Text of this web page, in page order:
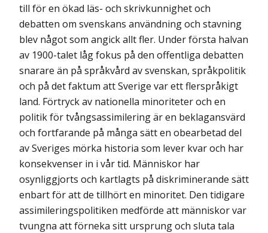
till för en ökad läs- och skrivkunnighet och
debatten om svenskans användning och stavning
blev något som angick allt fler. Under första halvan
av 1900-talet låg fokus på den offentliga debatten
snarare än på språkvård av svenskan, språk­politik
och på det faktum att Sverige var ett flerspråkigt
land. Förtryck av nationella minoriteter och en
politik för tvångsassimilering är en beklagansvärd
och fortfarande på många sätt en obearbetad del
av Sveriges mörka historia som lever kvar och har
konsekvenser in i vår tid. Människor har
osynliggjorts och kartlagts på diskriminerande sätt
enbart för att de tillhört en minoritet. Den tidigare
assimileringspolitiken medförde att människor var
tvungna att förneka sitt ursprung och sluta tala